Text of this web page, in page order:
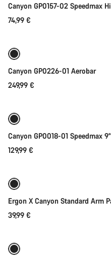
Canyon GP0157-02 Speedmax
74,99 €
Canyon GP0226-01 Aerobar
249,99 €
Canyon GP0018-01 Speedmax
129,99 €
Ergon X Canyon Standard Arm
39,99 €